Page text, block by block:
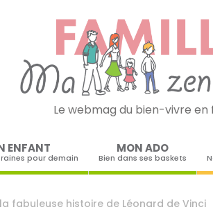
Le webmag du bien-vivre en
ENFANT
pour demain
MON ADO
Bien dans ses baskets
fabuleuse histoire de Léonard de Vinci